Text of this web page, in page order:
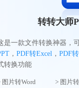
转转大师
是一款文件转换神器，
， PDF转Excel， PDF
转换功能
图片转Word > 图片